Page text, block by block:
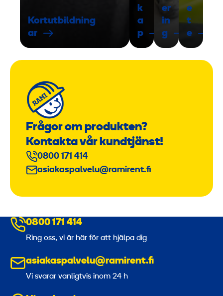
Kortutbildning
ar
k
a
p
er
in
g
e
t
e
Frågor om produkten?
Kontakta vår kundtjänst!
0800 171 414
asiakaspalvelu@ramirent.fi
0800 171 414
Ring oss, vi är här för att hjälpa dig
asiakaspalvelu@ramirent.fi
Vi svarar vanligtvis inom 24 h